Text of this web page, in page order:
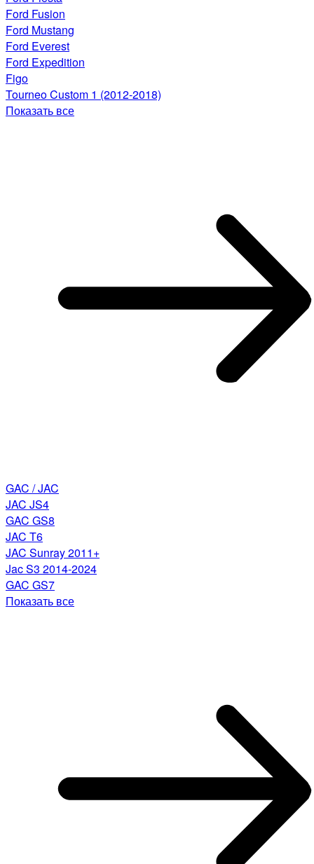
Ford Fusion
Ford Mustang
Ford Everest
Ford Expedition
Figo
Tourneo Custom 1 (2012-2018)
Показать все
GAC / JAC
JAC JS4
GAC GS8
JAC T6
JAC Sunray 2011+
Jac S3 2014-2024
GAC GS7
Показать все